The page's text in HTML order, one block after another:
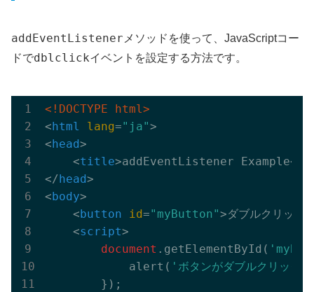
addEventListener メソッドを使って、JavaScriptコー
ドでdblclickイベントを設定する方法です。
<!DOCTYPE html>
< html lang="ja">
< head>
<title>addEventListener Example</
</ head>
< body>
< button id="myButton">ダブルクリック
<script>
document .getElementById(
            alert(
'ボタンがダブルクリック
        });